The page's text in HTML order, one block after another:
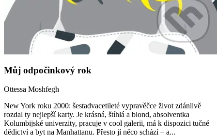
Můj odpočinkový rok
Ottessa Moshfegh
New York roku 2000: šestadvacetileté vypravěčce život zdánlivě
rozdal ty nejlepší karty. Je krásná, štíhlá a blond, absolventka
Kolumbijské univerzity, pracuje v cool galerii, má k dispozici tučné
dědictví a byt na Manhattanu. Přesto jí něco schází – a...